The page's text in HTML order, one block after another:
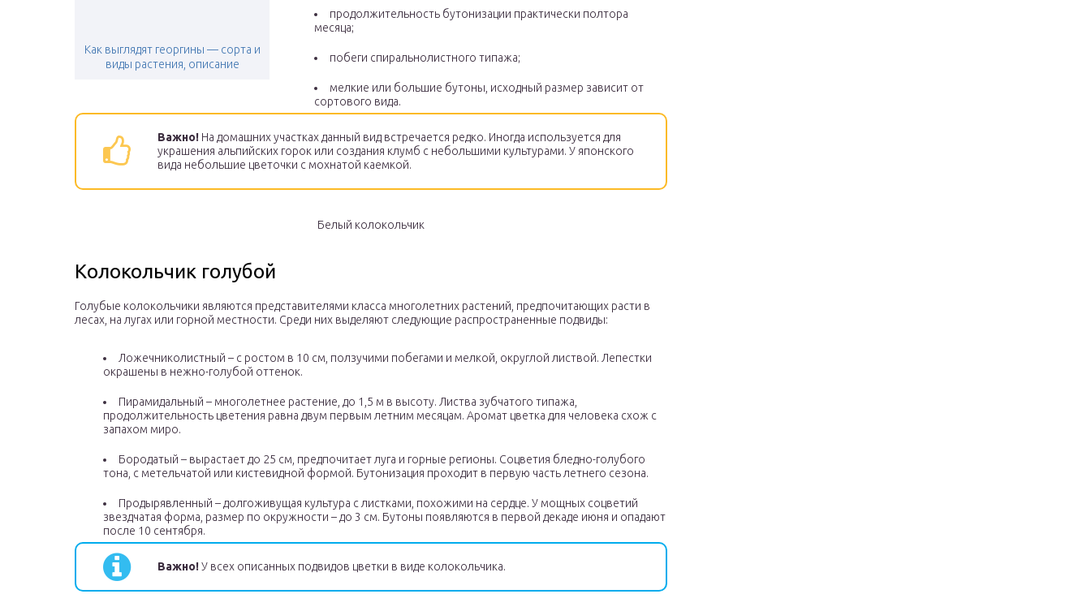
Как выглядят георгины — сорта и
виды растения, описание
продолжительность бутонизации практически полтора
месяца;
побеги спиральнолистного типажа;
мелкие или большие бутоны, исходный размер зависит от
сортового вида.
Важно! На домашних участках данный вид встречается редко. Иногда используется для
украшения альпийских горок или создания клумб с небольшими культурами. У японского
вида небольшие цветочки с мохнатой каемкой.
Белый колокольчик
Колокольчик голубой
Голубые колокольчики являются представителями класса многолетних растений, предпочитающих расти в
лесах, на лугах или горной местности. Среди них выделяют следующие распространенные подвиды:
Ложечниколистный – с ростом в 10 см, ползучими побегами и мелкой, округлой листвой. Лепестки
окрашены в нежно-голубой оттенок.
Пирамидальный – многолетнее растение, до 1,5 м в высоту. Листва зубчатого типажа,
продолжительность цветения равна двум первым летним месяцам. Аромат цветка для человека схож с
запахом миро.
Бородатый – вырастает до 25 см, предпочитает луга и горные регионы. Соцветия бледно-голубого
тона, с метельчатой или кистевидной формой. Бутонизация проходит в первую часть летнего сезона.
Продырявленный – долгоживущая культура с листками, похожими на сердце. У мощных соцветий
звездчатая форма, размер по окружности – до 3 см. Бутоны появляются в первой декаде июня и опадают
после 10 сентября.
Важно!У всех описанных подвидов цветки в виде колокольчика.